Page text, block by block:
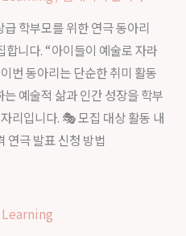
학부모를 위한 연극 동아리
합니다. “아이들이 예술로 자라
번 동아리는 단순한 취미 활동
예술적 삶과 인간 성장을 학부
리입니다. 🎭 모집 대상 활동 내
연극 발표 신청 방법